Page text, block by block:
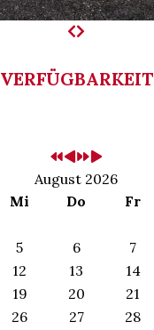
VERFÜGBARKEIT
August 2026
Mi Do Fr
5 6 7
12 13 14
19 20 21
26 27 28